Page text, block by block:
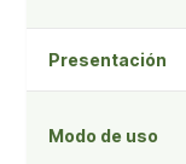
Presentación
Modo de uso